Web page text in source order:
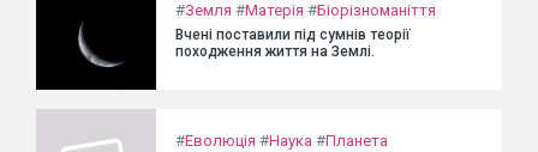
#Земля #Матерія #Біорізноманіття
Вчені поставили під сумнів теорії
походження життя на Землі.
#Еволюція #Наука #Планета